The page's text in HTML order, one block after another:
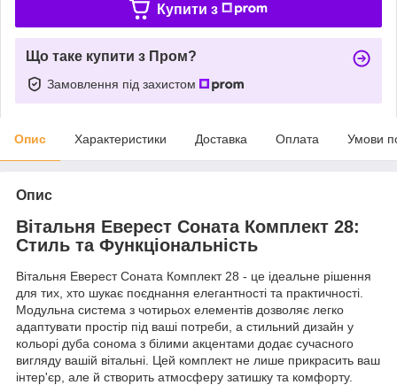
Купити з
Що таке купити з Пром?
Замовлення під захистом
Опис Характеристики Доставка Оплата Умови
Опис
Вітальня Еверест Соната Комплект 28:
Стиль та Функціональність
Вітальня Еверест Соната Комплект 28 - це ідеальне рішення
для тих, хто шукає поєднання елегантності та практичності.
Модульна система з чотирьох елементів дозволяє легко
адаптувати простір під ваші потреби, а стильний дизайн у
кольорі дуба сонома з білими акцентами додає сучасного
вигляду вашій вітальні. Цей комплект не лише прикрасить ваш
інтер'єр, але й створить атмосферу затишку та комфорту.